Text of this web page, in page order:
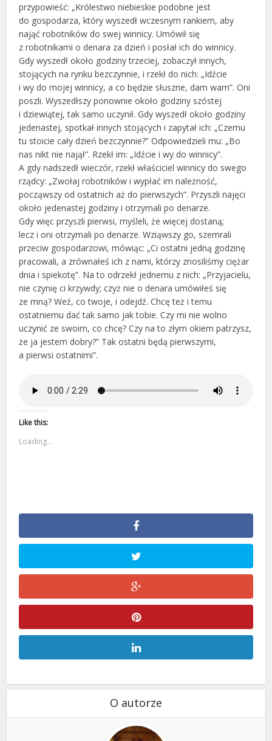
przypowieść: „Królestwo niebieskie podobne jest
do gospodarza, który wyszedł wczesnym rankiem, aby
nająć robotników do swej winnicy. Umówił się
z robotnikami o denara za dzień i posłał ich do winnicy.
Gdy wyszedł około godziny trzeciej, zobaczył innych,
stojących na rynku bezczynnie, i rzekł do nich: „Idźcie
i wy do mojej winnicy, a co będzie słuszne, dam wam”. Oni
poszli. Wyszedłszy ponownie około godziny szóstej
i dziewiątej, tak samo uczynił. Gdy wyszedł około godziny
jedenastej, spotkał innych stojących i zapytał ich: „Czemu
tu stoicie cały dzień bezczynnie?” Odpowiedzieli mu: „Bo
nas nikt nie najął”. Rzekł im: „Idźcie i wy do winnicy”.
A gdy nadszedł wieczór, rzekł właściciel winnicy do swego
rządcy: „Zwołaj robotników i wypłać im należność,
począwszy od ostatnich aż do pierwszych”. Przyszli najęci
około jedenastej godziny i otrzymali po denarze.
Gdy więc przyszli pierwsi, myśleli, że więcej dostaną;
lecz i oni otrzymali po denarze. Wziąwszy go, szemrali
przeciw gospodarzowi, mówiąc: „Ci ostatni jedną godzinę
pracowali, a zrównałeś ich z nami, którzy znosiliśmy ciężar
dnia i spiekotę”. Na to odrzekł jednemu z nich: „Przyjacielu,
nie czynię ci krzywdy; czyż nie o denara umówiłeś się
ze mną? Weź, co twoje, i odejdź. Chcę też i temu
ostatniemu dać tak samo jak tobie. Czy mi nie wolno
uczynić ze swoim, co chcę? Czy na to złym okiem patrzysz,
że ja jestem dobry?” Tak ostatni będą pierwszymi,
a pierwsi ostatnimi”.
Like this:
Loading...
O autorze